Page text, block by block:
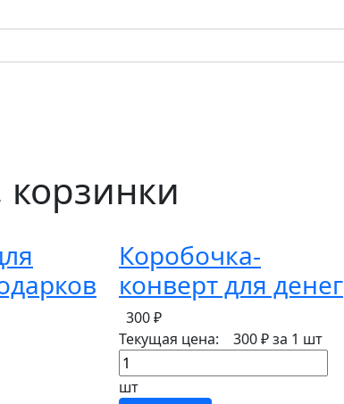
Коробочка-
конверт для денег
300 ₽
Текущая цена:
300 ₽за 1 шт
шт